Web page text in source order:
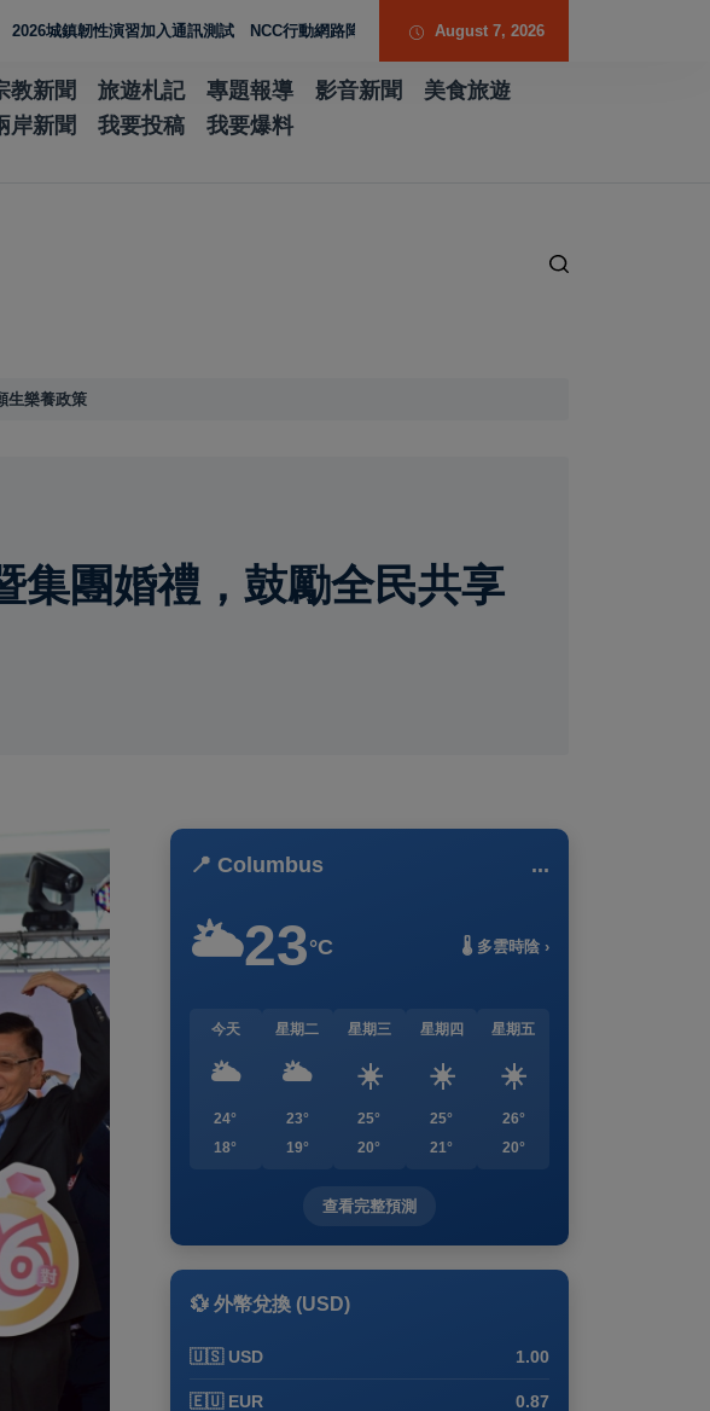
演習加入通訊測試 NCC行動網路降速演練驗證國家通訊防護能力 台南水土保持服務團提升專業
August 7, 2026
教新聞 旅遊札記 專題報導 影音新聞
美食旅遊
岸新聞 我要投稿 我要爆料
生樂養政策
集團婚禮，鼓勵全民共享
📍 Columbus ...
🌥️23°C 🌡️ 多雲時陰 ›
今天
🌥️
24°
18°
星期二
🌥️
23°
19°
星期三
☀️
25°
20°
星期四
☀️
25°
21°
星期五
☀️
26°
20°
查看完整預測
💱 外幣兌換 (USD)
🇺🇸 USD 1.00
🇪🇺 EUR 0.87